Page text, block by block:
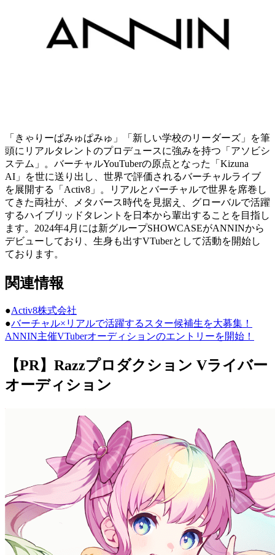
「きゃりーぱみゅぱみゅ」「新しい学校のリーダーズ」を筆
頭にリアルタレントのプロデュースに強みを持つ「アソビシ
ステム」。バーチャルYouTuberの原点となった「Kizuna
AI」を世に送り出し、世界で評価されるバーチャルライブ
を展開する「Activ8」。リアルとバーチャルで世界を席巻し
てきた両社が、メタバース時代を見据え、グローバルで活躍
するハイブリッドタレントを日本から輩出することを目指し
ます。2024年4月には新グループSHOWCASEがANNINから
デビューしており、生身も出すVTuberとして活動を開始し
ております。
関連情報
●Activ8株式会社
●バーチャル×リアルで活躍するスター候補生を大募集！
ANNIN主催VTuberオーディションのエントリーを開始！
【PR】Razzプロダクション Vライバー
オーディション